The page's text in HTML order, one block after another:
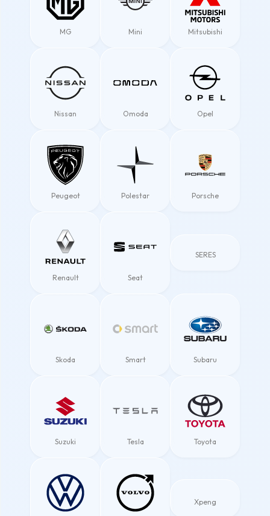
MG Mini Mitsubishi
Nissan Omoda Opel
Peugeot Polestar Porsche
Renault Seat
SERES
Skoda Smart Subaru
Suzuki Tesla Toyota
Xpeng